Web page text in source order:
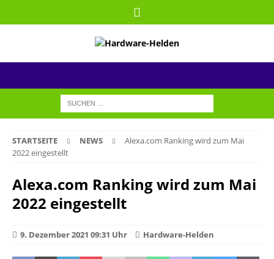
STARTSEITE NEWS
Alexa.com Ranking wird zum Mai
2022 eingestellt
Alexa.com Ranking wird zum Mai
2022 eingestellt
9. Dezember 2021 09:31 Uhr Hardware-Helden